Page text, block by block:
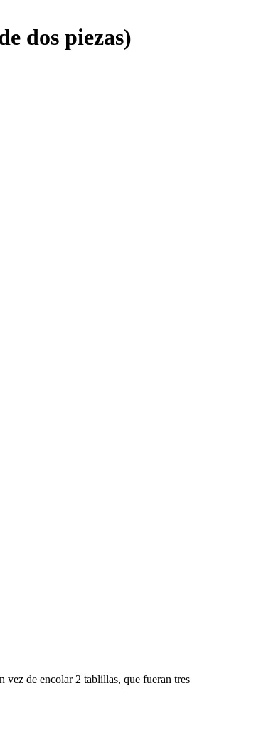
dos piezas)
vez de encolar 2 tablillas, que fueran tres